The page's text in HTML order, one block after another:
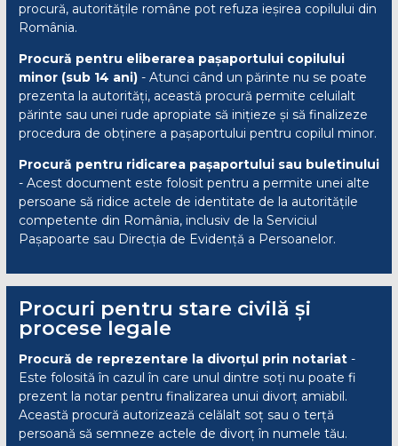
procură, autoritățile române pot refuza ieșirea copilului din
România.
Procură pentru eliberarea pașaportului copilului
minor (sub 14 ani) - Atunci când un părinte nu se poate
prezenta la autorități, această procură permite celuilalt
părinte sau unei rude apropiate să inițieze și să finalizeze
procedura de obținere a pașaportului pentru copilul minor.
Procură pentru ridicarea pașaportului sau buletinului
- Acest document este folosit pentru a permite unei alte
persoane să ridice actele de identitate de la autoritățile
competente din România, inclusiv de la Serviciul
Pașapoarte sau Direcția de Evidență a Persoanelor.
Procuri pentru stare civilă și
procese legale
Procură de reprezentare la divorțul prin notariat -
Este folosită în cazul în care unul dintre soți nu poate fi
prezent la notar pentru finalizarea unui divorț amiabil.
Această procură autorizează celălalt soț sau o terță
persoană să semneze actele de divorț în numele tău.